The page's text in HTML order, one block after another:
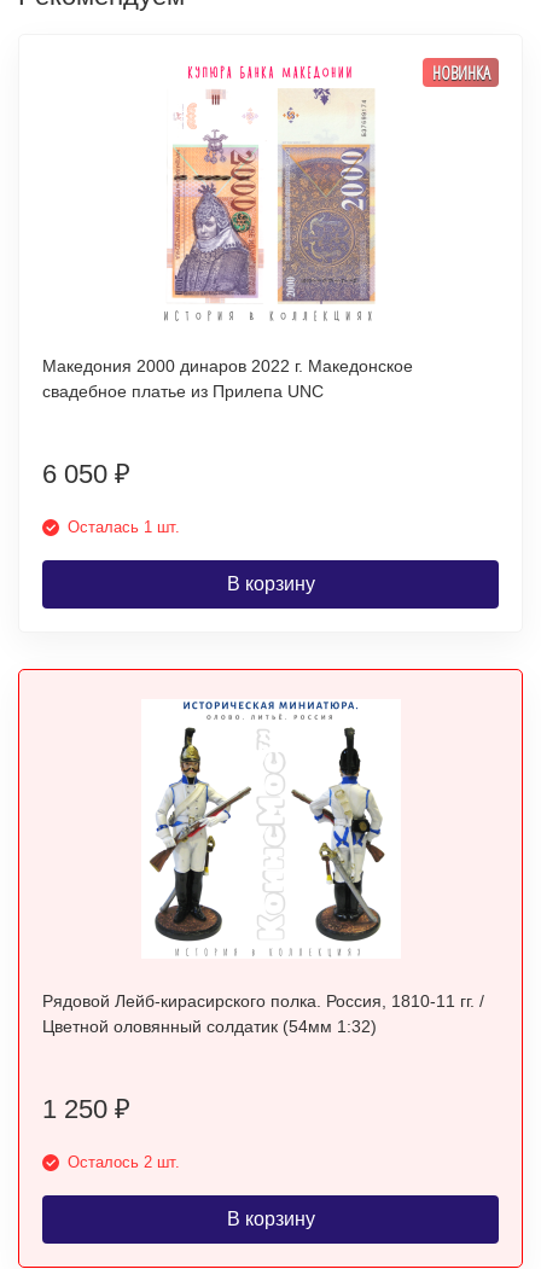
НОВИНКА
Македония 2000 динаров 2022 г. Македонское
свадебное платье из Прилепа UNC
6 050 ₽
Осталась 1 шт.
В корзину
Рядовой Лейб-кирасирского полка. Россия, 1810-11 гг. /
Цветной оловянный солдатик (54мм 1:32)
1 250 ₽
Осталось 2 шт.
В корзину